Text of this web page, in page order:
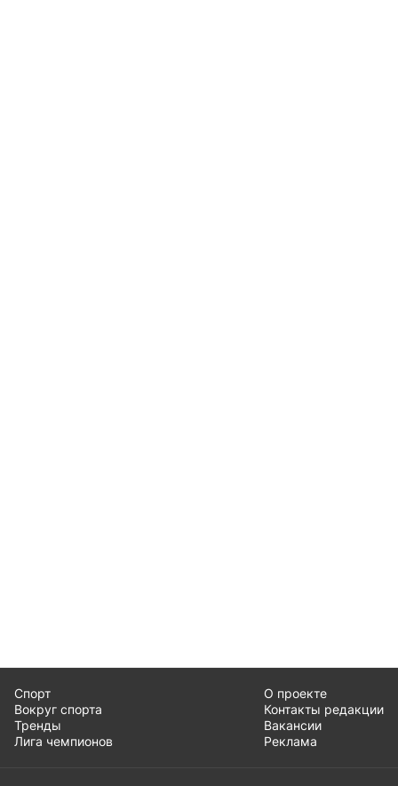
Спорт
Вокруг спорта
Тренды
Лига чемпионов
О проекте
Контакты редакции
Вакансии
Реклама